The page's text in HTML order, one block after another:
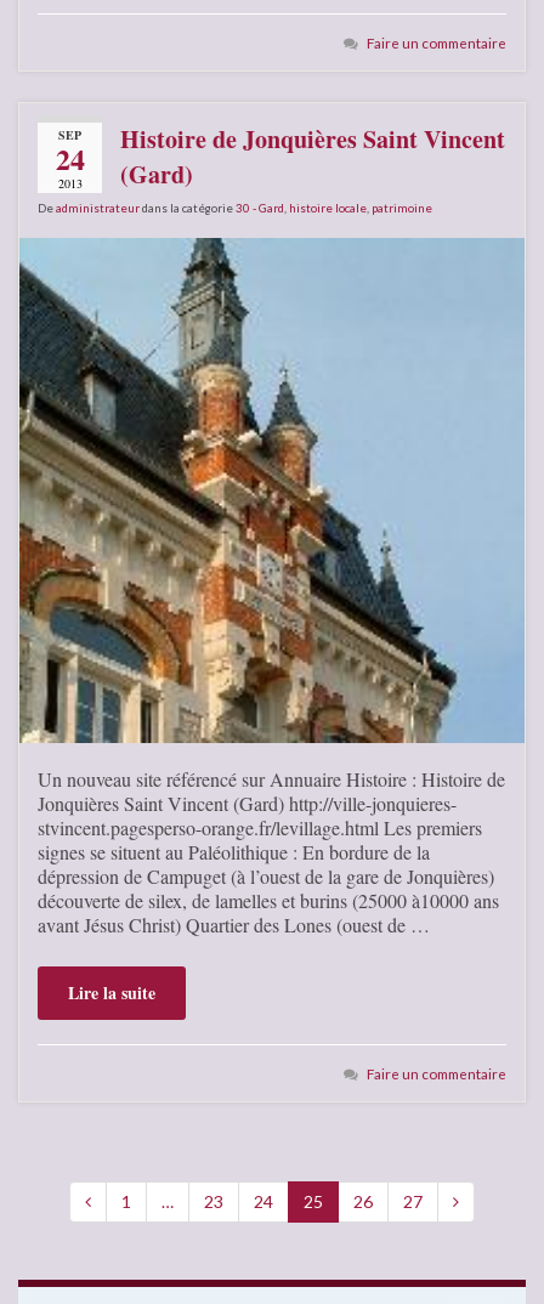
Faire un commentaire
SEP
24
2013
Histoire de Jonquières Saint Vincent
(Gard)
Deadministrateurdans la catégorie30 - Gard histoire locale patrimoine
Un nouveau site référencé sur Annuaire Histoire : Histoire de
Jonquières Saint Vincent (Gard) http://ville-jonquieres-
stvincent.pagesperso-orange.fr/levillage.html Les premiers
signes se situent au Paléolithique : En bordure de la
dépression de Campuget (à l’ouest de la gare de Jonquières)
découverte de silex, de lamelles et burins (25000 à10000 ans
avant Jésus Christ) Quartier des Lones (ouest de …
Lire la suite
Faire un commentaire
1 … 23 24 25 26 27